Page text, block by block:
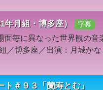
月組・博多座） 字幕
面毎に異なった世界観の音
／博多座／出演：月城か
＃９３「蘭寿とむ」